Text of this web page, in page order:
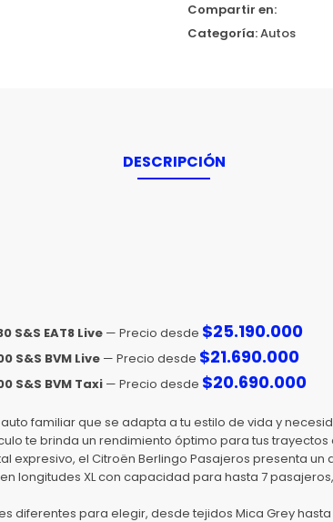
Compartir en:
Categoría:Autos
DESCRIPCIÓN
S&S EAT8 Live — Precio desde $25.190.000
S&S BVM Live — Precio desde $21.690.000
S&S BVM Taxi — Precio desde $20.690.000
familiar que se adapta a tu estilo de vida y
te brinda un rendimiento óptimo para tus trayectos
expresivo, el Citroën Berlingo Pasajeros presenta
longitudes XL con capacidad para hasta 7
diferentes para elegir, desde tejidos Mica Grey hasta